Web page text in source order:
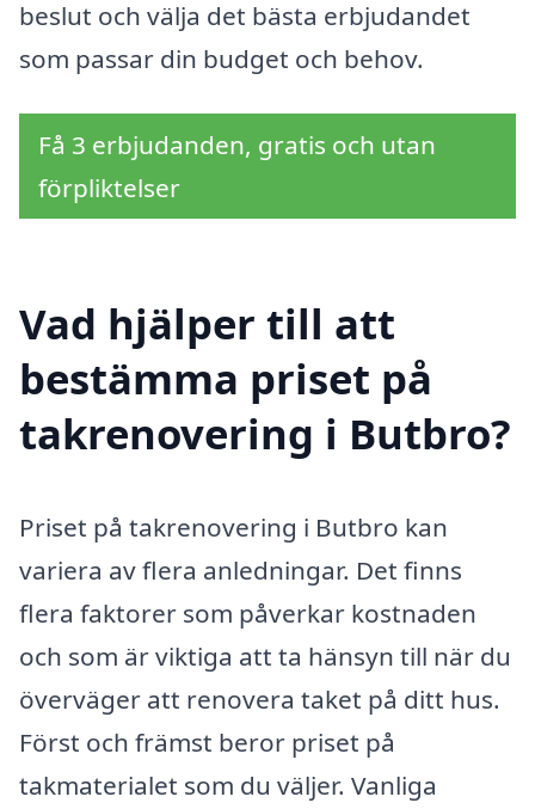
beslut och välja det bästa erbjudandet
som passar din budget och behov.
Få 3 erbjudanden, gratis och utan
förpliktelser
Vad hjälper till att
bestämma priset på
takrenovering i Butbro?
Priset på takrenovering i Butbro kan
variera av flera anledningar. Det finns
flera faktorer som påverkar kostnaden
och som är viktiga att ta hänsyn till när du
överväger att renovera taket på ditt hus.
Först och främst beror priset på
takmaterialet som du väljer. Vanliga